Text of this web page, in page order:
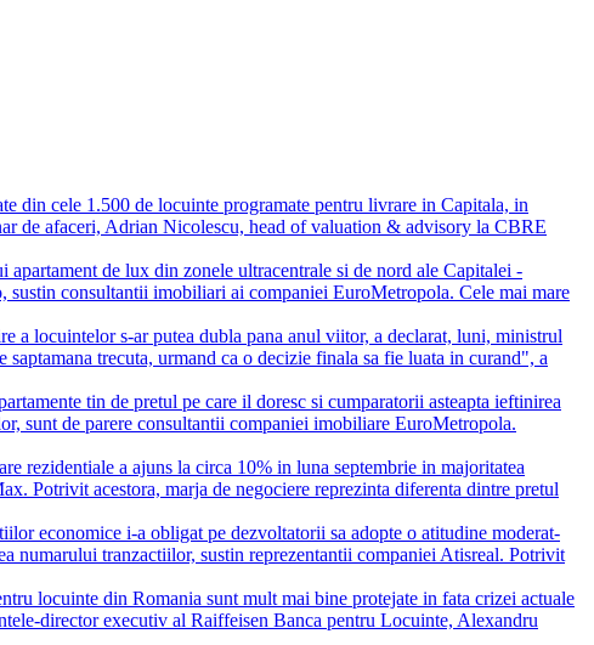
din cele 1.500 de locuinte programate pentru livrare in Capitala, in
de afaceri, Adrian Nicolescu, head of valuation & advisory la CBRE
apartament de lux din zonele ultracentrale si de nord ale Capitalei -
sustin consultantii imobiliari ai companiei EuroMetropola. Cele mai mare
a locuintelor s-ar putea dubla pana anul viitor, a declarat, luni, ministrul
trecuta, urmand ca o decizie finala sa fie luata in curand", a
tin de pretul pe care il doresc si cumparatorii asteapta ieftinirea
sunt de parere consultantii companiei imobiliare EuroMetropola.
rezidentiale a ajuns la circa 10% in luna septembrie in majoritatea
Potrivit acestora, marja de negociere reprezinta diferenta dintre pretul
economice i-a obligat pe dezvoltatorii sa adopte o atitudine moderat-
numarului tranzactiilor, sustin reprezentantii companiei Atisreal. Potrivit
locuinte din Romania sunt mult mai bine protejate in fata crizei actuale
director executiv al Raiffeisen Banca pentru Locuinte, Alexandru